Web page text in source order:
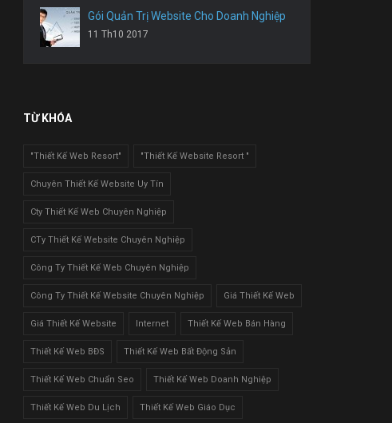
Gói Quản Trị Website Cho Doanh Nghiệp
11 Th10 2017
TỪ KHÓA
"Thiết Kế Web Resort" "Thiết Kế Website Resort "
Chuyên Thiết Kế Website Uy Tín
Cty Thiết Kế Web Chuyên Nghiệp
CTy Thiết Kế Website Chuyên Nghiệp
Công Ty Thiết Kế Web Chuyên Nghiệp
Công Ty Thiết Kế Website Chuyên Nghiệp Giá Thiết Kế Web
Giá Thiết Kế Website Internet Thiết Kế Web Bán Hàng
Thiết Kế Web BĐS Thiết Kế Web Bất Động Sản
Thiết Kế Web Chuẩn Seo Thiết Kế Web Doanh Nghiệp
Thiết Kế Web Du Lịch Thiết Kế Web Giáo Dục